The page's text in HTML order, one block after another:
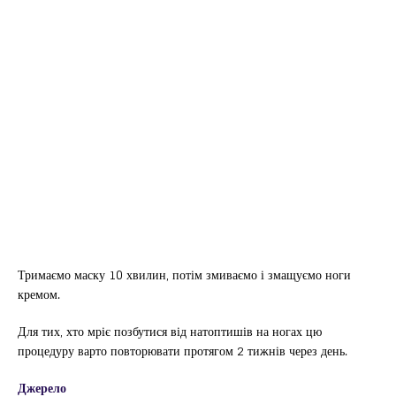
Тримаємо маску 10 хвилин, потім змиваємо і змащуємо ноги
кремом.
Для тих, хто мріє позбутися від натоптишів на ногах цю
процедуру варто повторювати протягом 2 тижнів через день.
Джерело